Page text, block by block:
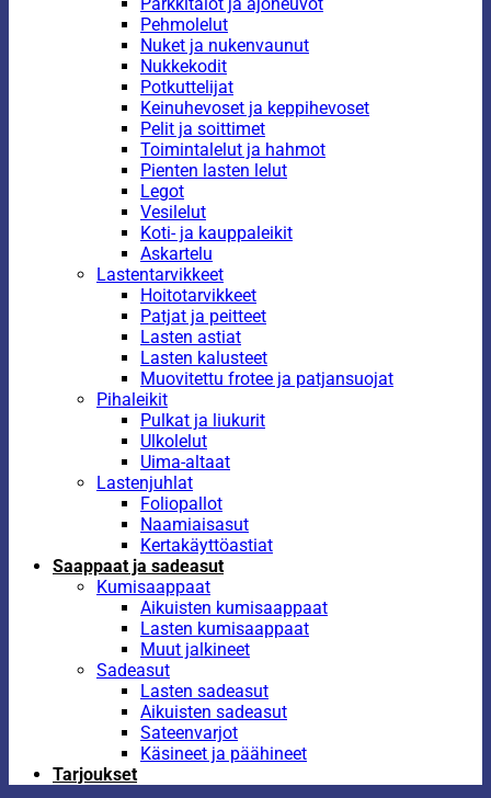
Pehmolelut
Nuket ja nukenvaunut
Nukkekodit
Potkuttelijat
Keinuhevoset ja keppihevoset
Pelit ja soittimet
Toimintalelut ja hahmot
Pienten lasten lelut
Legot
Vesilelut
Koti- ja kauppaleikit
Askartelu
Lastentarvikkeet
Hoitotarvikkeet
Patjat ja peitteet
Lasten astiat
Lasten kalusteet
Muovitettu frotee ja patjansuojat
Pihaleikit
Pulkat ja liukurit
Ulkolelut
Uima-altaat
Lastenjuhlat
Foliopallot
Naamiaisasut
Kertakäyttöastiat
Saappaat ja sadeasut
Kumisaappaat
Aikuisten kumisaappaat
Lasten kumisaappaat
Muut jalkineet
Sadeasut
Lasten sadeasut
Aikuisten sadeasut
Sateenvarjot
Käsineet ja päähineet
Tarjoukset